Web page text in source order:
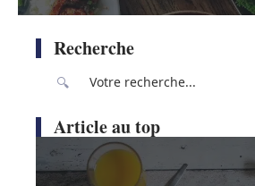
Recherche
Article au top